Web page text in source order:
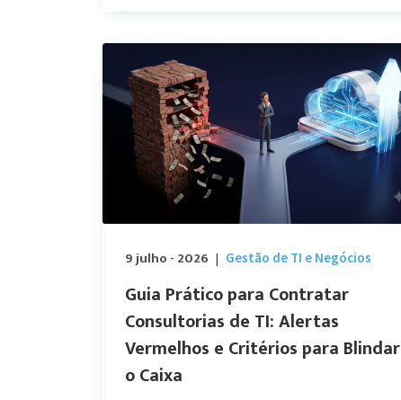
9 julho - 2026 | Gestão de TI e Negócios
Guia Prático para Contratar
Consultorias de TI: Alertas
Vermelhos e Critérios para Blindar
o Caixa